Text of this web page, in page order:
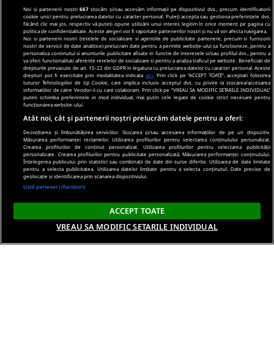
Noi și partenerii noștri667 stocăm și/sau accesăm informații pe dispozitivul dvs., precum identificatorii
cookie unici pentru prelucrarea datelor cu caracter personal. Puteți accepta sau gestiona preferințele dvs.
făcând clic mai jos, respectiv vă puteți opune utilizării unui interes legitim în orice moment pe pagina cu
politica de confidențialitate. Aceste alegeri vor fi raportate partenerilor noștri și nu vă vor afecta navigarea.
Noi si partenerii nostri (retelele de socializare si agentiile de publicitate partenere, precum si furnizorii
nostri de servicii de date analitice) prelucram date pentru a permite website-ului sa functioneze, pentru a
personaliza continutul si anunturile publicitare afisate in functie de interesele si/sau profilul dvs., pentru a
va oferi functionalitati aferente retelelor de socializare si pentru a analiza traficul pe website. Beneficiati de
drepturile prevazute de art. 15-22 din GDPR in legatura cu prelucrarea datelor cu caracter personal. Aceste
drepturi pot fi exercitate prin modalitatea indicata aici . Prin click pe “ACCEPT TOATE”, acceptati folosirea
tuturor Tehnologiilor de tip Cookie, care implica inclusiv acceptul dvs. cu privire la stocarea/accesarea
informatiilor de catre Vendor-ii cu care colaboram. Prin click pe “VREAU SA MODIFIC SETARILE INDIVIDUAL”
puteti schimba preferintele in mod individual, mai putin cele legate de cookie strict necesare pentru
functionarea website-ului.
Atât noi, cât și partenerii noștri prelucrăm datele pentru a oferi:
Dezvoltarea și îmbunătățirea serviciilor. Stocarea și/sau accesarea informațiilor de pe un dispozitiv.
Măsurarea performanței reclamelor. Utilizarea profilurilor pentru selectarea conținutului personalizat.
Crearea profilurilor de conținut personalizat. Utilizarea profilurilor pentru selectarea publicității
personalizate. Crearea profilurilor pentru publicitate personalizată. Măsurarea performanței conținutului.
Înțelegerea publicului prin statistici sau combinații de date din surse diferite. Utilizarea de date limitate
pentru a selecta publicitatea. Utilizarea datelor limitate pentru a selecta conținutul. Date precise de
geolocație și identificarea prin scanarea dispozitivului.
Listă parteneri (furnizori)
ACCEPT TOATE
VREAU SA MODIFIC SETARILE INDIVIDUAL